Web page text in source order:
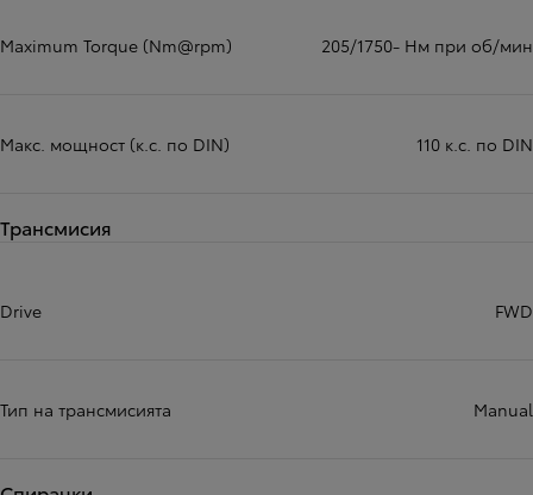
Maximum Torque (Nm@rpm) 205/1750- Нм при об/мин
Макс. мощност (к.с. по DIN) 110 к.с. по DIN
Трансмисия
Drive FWD
Тип на трансмисията Manual